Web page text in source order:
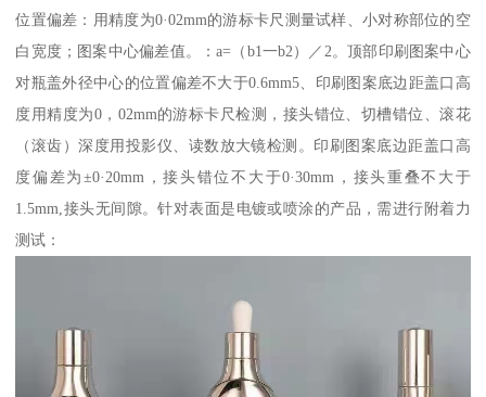
位置偏差：用精度为0·02mm的游标卡尺测量试样、小对称部位的空
白宽度；图案中心偏差值。：a=（b1一b2）／2。顶部印刷图案中心
对瓶盖外径中心的位置偏差不大于0.6mm5、印刷图案底边距盖口高
度用精度为0，02mm的游标卡尺检测，接头错位、切槽错位、滚花
（滚齿）深度用投影仪、读数放大镜检测。印刷图案底边距盖口高
度偏差为±0·20mm，接头错位不大于0·30mm，接头重叠不大于
1.5mm,接头无间隙。针对表面是电镀或喷涂的产品，需进行附着力
测试：